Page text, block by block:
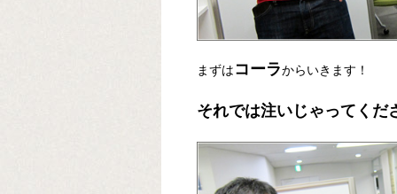
まずはコーラからいきます！
それでは注いじゃってくだ